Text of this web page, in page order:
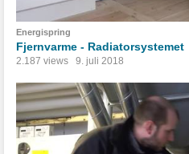
Energispring
Fjernvarme - Radiatorsystemet
2.187 views 9. juli 2018